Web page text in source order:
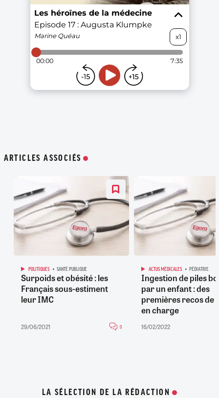
ARTICLES ASSOCIÉS
POLITIQUES SANTÉ PUBLIQUE
Surpoids et obésité : les
Français sous-estiment
leur IMC
29/06/2021 0
ACTUS MÉDICALES PÉDIATRIE
Ingestion de piles
par un enfant : des
premières recos de
en charge
16/02/2022
LA SÉLECTION DE LA RÉDACTION